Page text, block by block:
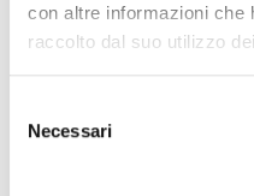
con altre informazioni che
raccolto dal suo utilizzo
delNecessari
Benji & Fede